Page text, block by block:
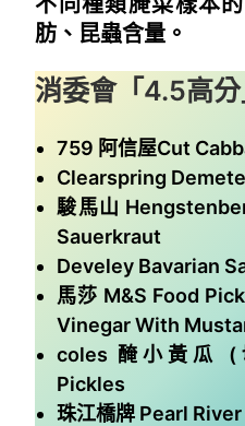
肪、昆蟲含量。
消委會「4.5高分
759 阿信屋Cut
Clearspring
駿馬山
Sauerkraut
Develey Bavarian
馬莎 M&S Food
Vinegar With
coles 醃小黃瓜 (
Pickles
珠江橋牌 Pearl